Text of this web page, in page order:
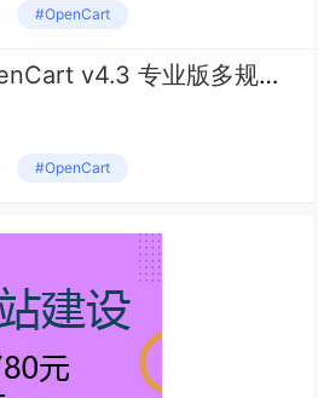
#OpenCart
跨境建站必备！OpenCart v4.3 专业版多规格商品采集插件
#OpenCart